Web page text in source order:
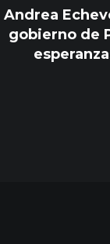
Andrea
gobierno de